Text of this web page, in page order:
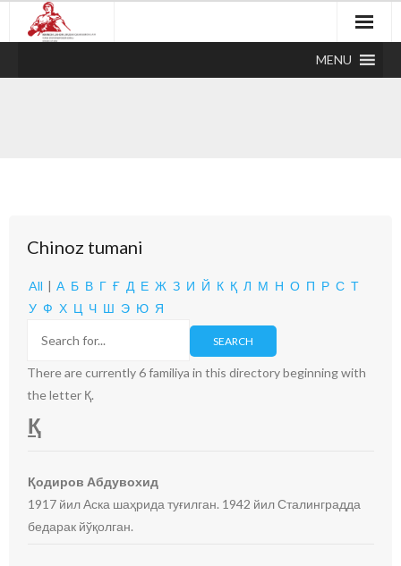
MENU
Chinoz tumani
All | А Б В Г Ғ Д Е Ж З И Й К Қ Л М Н О П Р С Т
У Ф Х Ц Ч Ш Э Ю Я
There are currently 6 familiya in this directory beginning with
the letter Қ.
Қ
Қодиров Абдувохид
1917 йил Аска шаҳрида туғилган. 1942 йил Сталинградда
бедарак йўқолган.